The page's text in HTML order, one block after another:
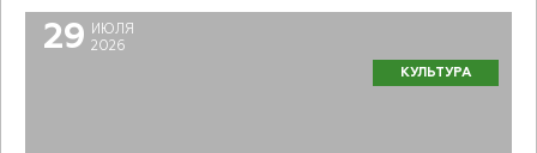
29
ИЮЛЯ
2026
КУЛЬТУРА